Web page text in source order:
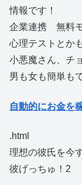
情報です！
企業連携 無料
心理テストとか
小悪魔さん、チ
男も女も簡単も
自動的にお金を
.html
理想の彼氏を今
彼げっちゅ！2